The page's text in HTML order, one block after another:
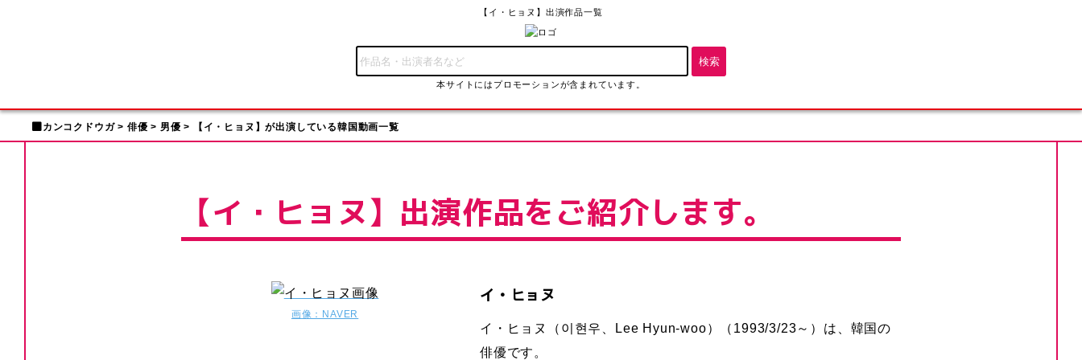
【イ・ヒョヌ】出演作品一覧
本サイトにはプロモーションが含まれています。
カンコクドウガ 俳優 男優 【イ・ヒョヌ】が出演している韓国動画一覧
【イ・ヒョヌ】出演作品をご紹介します。
画像：NAVER
イ・ヒョヌ
イ・ヒョヌ（이현우、Lee Hyun-woo）（1993/3/23～）は、韓国の
俳優です。